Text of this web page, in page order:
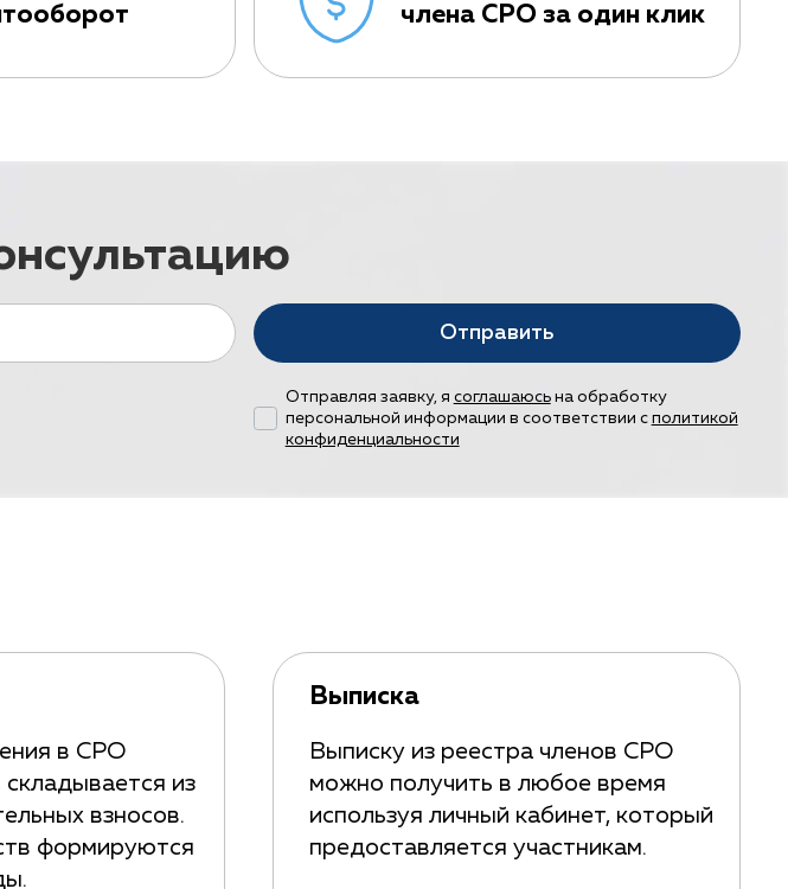
члена СРО за один клик
Отправить
Отправляя заявку, я соглашаюсьна обработку
персональной информации в соответствии с политикой
конфиденциальности
в СРО
из
взносов.
формируются
Выписка
Выписку из реестра членов СРО
можно получить в любое время
используя личный кабинет, который
предоставляется участникам.